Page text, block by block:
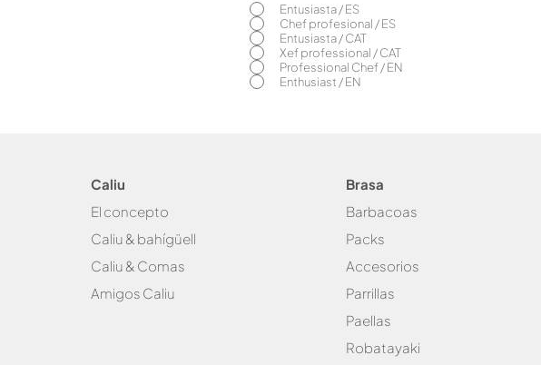
Entusiasta / ES
Chef profesional / ES
Entusiasta / CAT
Xef professional / CAT
Professional Chef / EN
Enthusiast / EN
Caliu
El concepto
Caliu & bahígüell
Caliu & Comas
Amigos Caliu
Brasa
Barbacoas
Packs
Accesorios
Parrillas
Paellas
Robatayaki